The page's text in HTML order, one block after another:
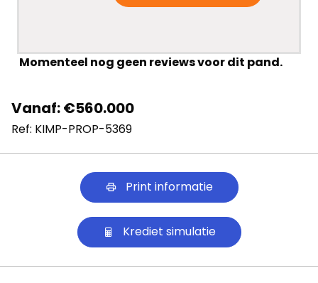
Momenteel nog geen reviews voor dit pand.
Vanaf: €560.000
Ref: KIMP-PROP-5369
Print informatie
Krediet simulatie